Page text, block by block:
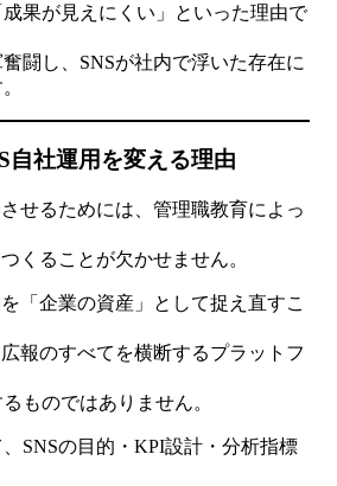
成果が見えにくい」といった理由で
闘し、SNSが社内で浮いた存在に
自社運用を変える理由
せるためには、管理職教育によっ
くることが欠かせません。
「企業の資産」として捉え直すこ
報のすべてを横断するプラットフ
ものではありません。
SNSの目的・KPI設計・分析指標